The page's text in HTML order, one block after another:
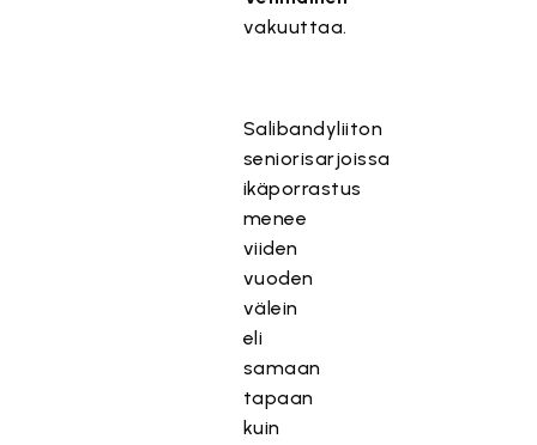
vakuuttaa.
Salibandyliiton
seniorisarjoissa
ikäporrastus
menee
viiden
vuoden
välein
eli
samaan
tapaan
kuin